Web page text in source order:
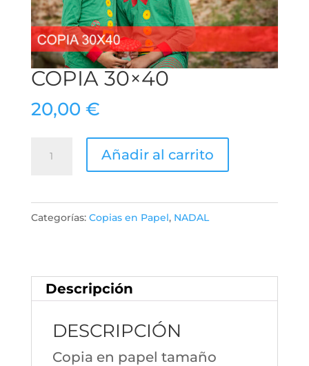
COPIA 30×40
20,00 €
Añadir al carrito
Categorías: Copias en Papel, NADAL
Descripción
DESCRIPCIÓN
Copia en papel tamaño